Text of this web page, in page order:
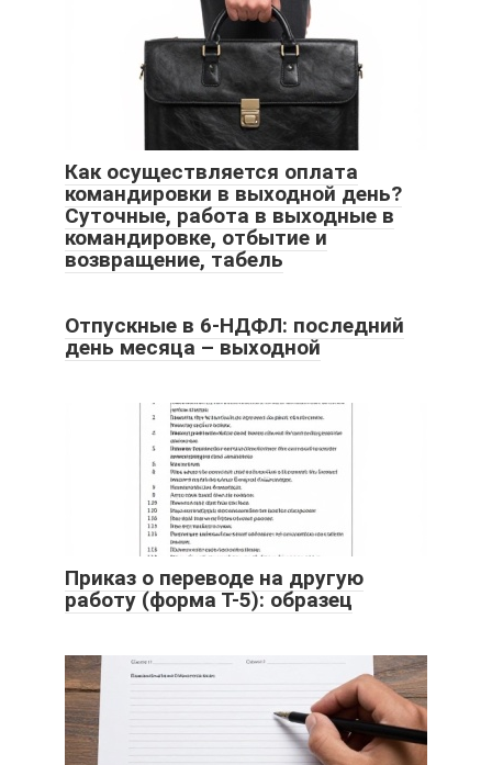
Как осуществляется оплата
командировки в выходной день?
Суточные, работа в выходные в
командировке, отбытие и
возвращение, табель
Отпускные в 6-НДФЛ: последний
день месяца – выходной
Приказ о переводе на другую
работу (форма Т-5): образец